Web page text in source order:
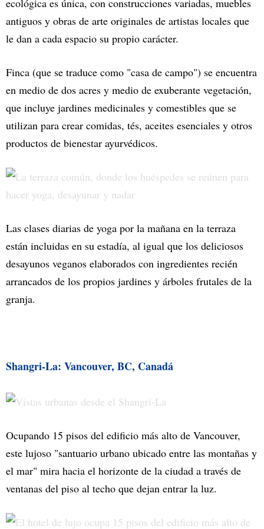
ecológica es única, con construcciones variadas, muebles
antiguos y obras de arte originales de artistas locales que
le dan a cada espacio su propio carácter.
Finca (que se traduce como "casa de campo") se encuentra
en medio de dos acres y medio de exuberante vegetación,
que incluye jardines medicinales y comestibles que se
utilizan para crear comidas, tés, aceites esenciales y otros
productos de bienestar ayurvédicos.
Las clases diarias de yoga por la mañana en la terraza
están incluidas en su estadía, al igual que los deliciosos
desayunos veganos elaborados con ingredientes recién
arrancados de los propios jardines y árboles frutales de la
granja.
Shangri-La: Vancouver, BC, Canadá
Ocupando 15 pisos del edificio más alto de Vancouver,
este lujoso "santuario urbano ubicado entre las montañas y
el mar" mira hacia el horizonte de la ciudad a través de
ventanas del piso al techo que dejan entrar la luz.